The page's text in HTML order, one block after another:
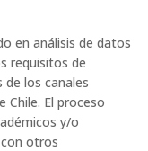
en análisis de datos
requisitos de
los canales
Chile. El proceso
y/o
otros